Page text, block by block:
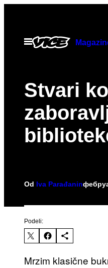
садржај
Otvori
Meni
Stvari
Od Iva Parađanin
Podeli:
Mrzim klasične